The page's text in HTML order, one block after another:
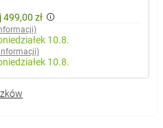
zł
10.8.
10.8.